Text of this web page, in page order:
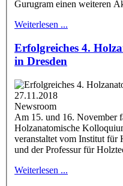
Gurugram einen weiteren
Weiterlesen ...
Erfolgreiches 4.
in Dresden
27.11.2018
Newsroom
Am 15. und 16. November
Holzanatomische
veranstaltet vom Institut
und der Professur für
Weiterlesen ...